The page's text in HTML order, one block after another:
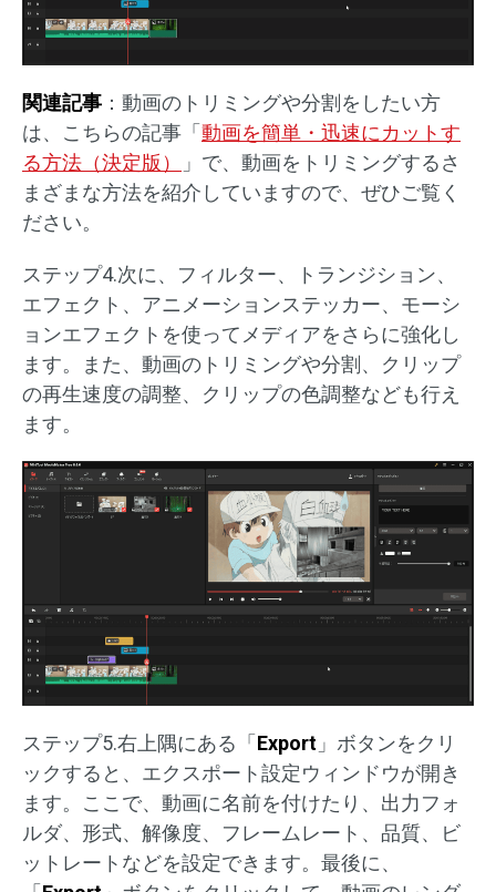
関連記事 ：動画のトリミングや分割をしたい方
は、こちらの記事「 動画を簡単・迅速にカットす
る方法（決定版）
」で、動画をトリミングするさ
まざまな方法を紹介していますので、ぜひご覧く
ださい。
ステップ4.次に、フィルター、トランジション、
エフェクト、アニメーションステッカー、モーシ
ョンエフェクトを使ってメディアをさらに強化し
ます。また、動画のトリミングや分割、クリップ
の再生速度の調整、クリップの色調整なども行え
ます。
ステップ5.右上隅にある「 Export 」ボタンをクリ
ックすると、エクスポート設定ウィンドウが開き
ます。ここで、動画に名前を付けたり、出力フォ
ルダ、形式、解像度、フレームレート、品質、ビ
ットレートなどを設定できます。最後に、